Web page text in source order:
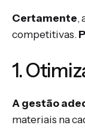
Certamente,
competitivas.
1.
A gestão
materiais na